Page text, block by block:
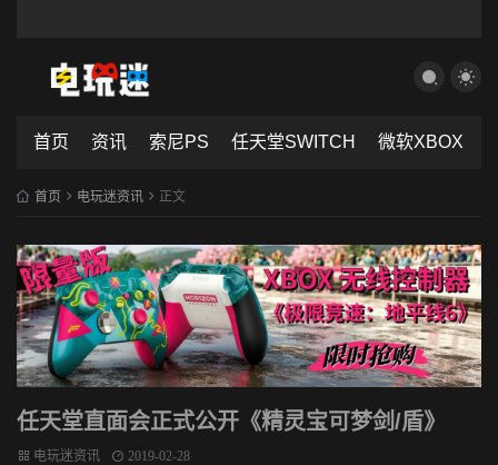
首页 资讯 索尼PS 任天堂SWITCH 微软XBOX
首页 电玩迷资讯 正文
任天堂直面会正式公开《精灵宝可梦剑/盾》
电玩迷资讯 2019-02-28